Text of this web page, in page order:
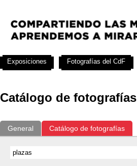
Catálogo de fotografías
General Catálogo de fotografías
Exposiciones Fotografías del CdF